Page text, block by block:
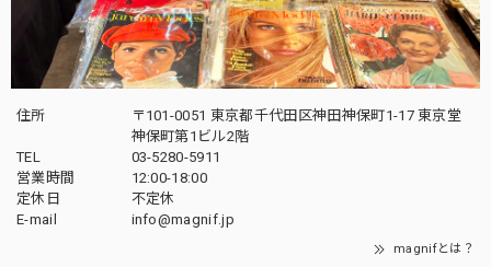
住所
〒101-0051 東京都千代田区神田神保町1-17 東京堂
神保町第1ビル2階
TEL
03-5280-5911
営業時間
12:00-18:00
定休日
不定休
E-mail
info@magnif.jp
magnifとは？